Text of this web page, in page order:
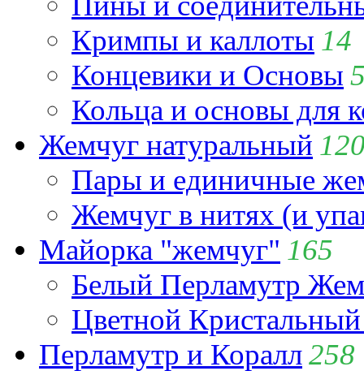
Кримпы и каллоты 14
Концевики и Основы
Кольца и основы для
Жемчуг натуральный
Пары и единичные
Жемчуг в нитях (и
Майорка "жемчуг" 165
Белый Перламутр
Цветной
Перламутр и Коралл258